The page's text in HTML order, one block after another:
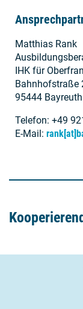
Matthias Rank
IHK für
Bahnhofstraße
95444 Bayreuth
Telefon: +49
E-Mail:
HORN